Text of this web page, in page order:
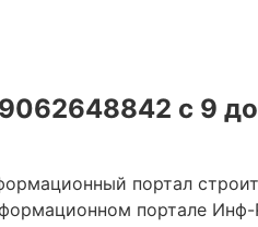
с 9
портал
портале Инф-